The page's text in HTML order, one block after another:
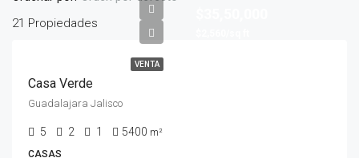
21 Propiedades
VENTA
Casa Verde
Guadalajara Jalisco
5 2 1 5400 m²
CASAS